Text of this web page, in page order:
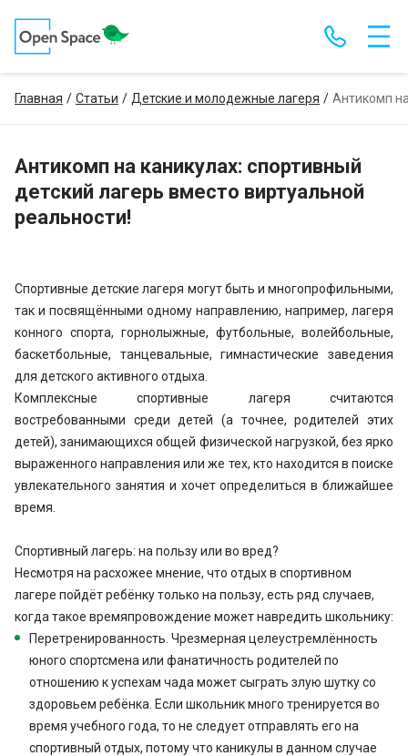
Главная Статьи Детские и молодежные лагеря Антикомп
Антикомп на каникулах: спортивный
детский лагерь вместо виртуальной
реальности!
Спортивные детские лагеря могут быть и многопрофильными,
так и посвящёнными одному направлению, например, лагеря
конного спорта, горнолыжные, футбольные, волейбольные,
баскетбольные, танцевальные, гимнастические заведения
для детского активного отдыха.
Комплексные спортивные лагеря считаются
востребованными среди детей (а точнее, родителей этих
детей), занимающихся общей физической нагрузкой, без ярко
выраженного направления или же тех, кто находится в поиске
увлекательного занятия и хочет определиться в ближайшее
время.
Спортивный лагерь: на пользу или во вред?
Несмотря на расхожее мнение, что отдых в спортивном
лагере пойдёт ребёнку только на пользу, есть ряд случаев,
когда такое времяпровождение может навредить школьнику:
Перетренированность. Чрезмерная целеустремлённость
юного спортсмена или фанатичность родителей по
отношению к успехам чада может сыграть злую шутку со
здоровьем ребёнка. Если школьник много тренируется во
время учебного года, то не следует отправлять его на
спортивный отдых, потому что каникулы в данном случае